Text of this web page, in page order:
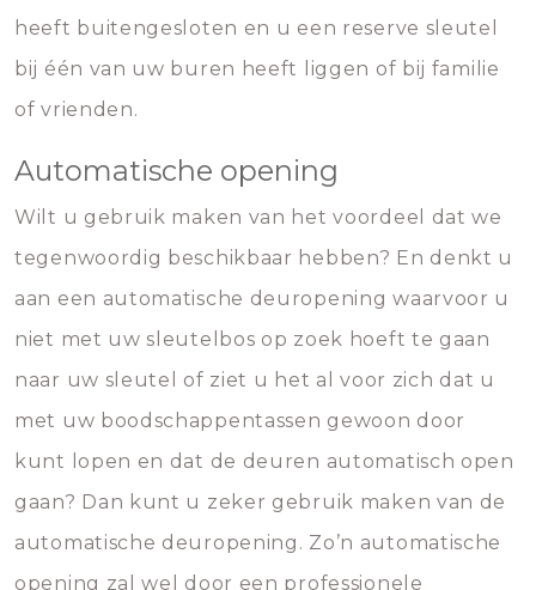
heeft buitengesloten en u een reserve sleutel
bij één van uw buren heeft liggen of bij familie
of vrienden.
Automatische opening
Wilt u gebruik maken van het voordeel dat we
tegenwoordig beschikbaar hebben? En denkt u
aan een automatische deuropening waarvoor u
niet met uw sleutelbos op zoek hoeft te gaan
naar uw sleutel of ziet u het al voor zich dat u
met uw boodschappentassen gewoon door
kunt lopen en dat de deuren automatisch open
gaan? Dan kunt u zeker gebruik maken van de
automatische deuropening. Zo’n automatische
opening zal wel door een professionele